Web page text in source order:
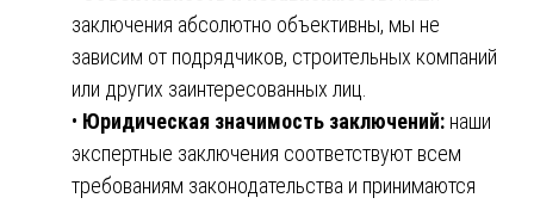
заключения абсолютно объективны, мы не
зависим от подрядчиков, строительных компаний
или других заинтересованных лиц.
• Юридическая значимость заключений: наши
экспертные заключения соответствуют всем
требованиям законодательства и принимаются